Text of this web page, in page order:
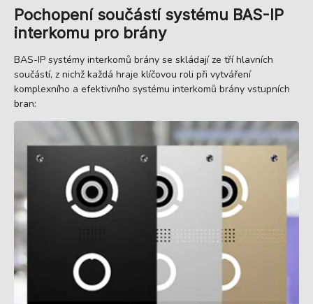
Pochopení součástí systému BAS-IP
interkomu pro brány
BAS-IP systémy interkomů brány se skládají ze tří hlavních
součástí, z nichž každá hraje klíčovou roli při vytváření
komplexního a efektivního systému interkomů brány vstupních
bran: